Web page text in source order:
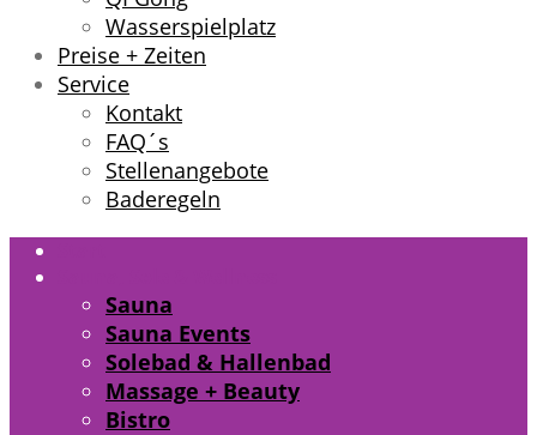
Wasserspielplatz
Preise + Zeiten
Service
Kontakt
FAQ´s
Stellenangebote
Baderegeln
Sauna
Sauna Events
Solebad & Hallenbad
Massage + Beauty
Bistro